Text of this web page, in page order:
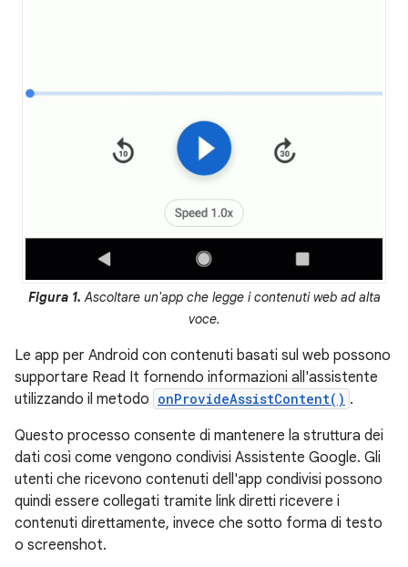
Figura 1. Ascoltare un'app che legge i contenuti web ad alta
voce.
Le app per Android con contenuti basati sul web possono
supportare Read It fornendo informazioni all'assistente
utilizzando il metodo onProvideAssistContent() .
Questo processo consente di mantenere la struttura dei
dati così come vengono condivisi Assistente Google. Gli
utenti che ricevono contenuti dell'app condivisi possono
quindi essere collegati tramite link diretti ricevere i
contenuti direttamente, invece che sotto forma di testo
o screenshot.